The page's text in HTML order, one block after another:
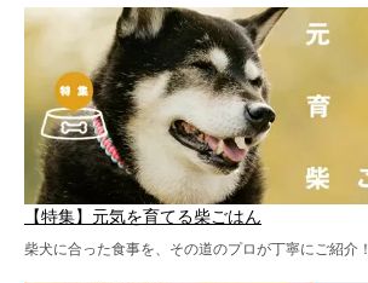
【特集】元気を育てる柴ごはん
柴犬に合った食事を、その道のプロが丁寧にご紹介！